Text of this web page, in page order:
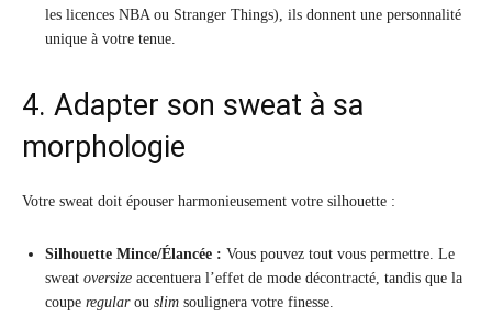
les licences NBA ou Stranger Things), ils donnent une personnalité
unique à votre tenue.
4. Adapter son sweat à sa
morphologie
Votre sweat doit épouser harmonieusement votre silhouette :
Silhouette Mince/Élancée : Vous pouvez tout vous permettre. Le
sweat oversize accentuera l’effet de mode décontracté, tandis que la
coupe regularou slim soulignera votre finesse.